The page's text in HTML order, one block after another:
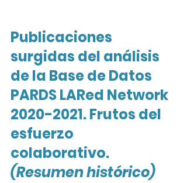
Publicaciones
surgidas del análisis
de la Base de Datos
PARDS LARed Network
2020-2021. Frutos del
esfuerzo
colaborativo.
(Resumen histórico)